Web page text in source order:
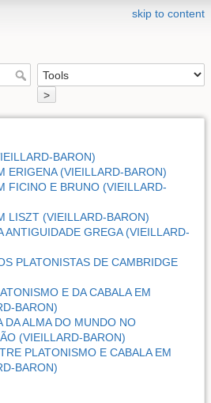
skip to content
>
BARON)
ERIGENA (VIEILLARD-BARON)
FICINO E BRUNO (VIEILLARD-
LISZT (VIEILLARD-BARON)
ANTIGUIDADE GREGA (VIEILLARD-
PLATONISTAS DE CAMBRIDGE
E DA CABALA EM
BARON)
DA ALMA DO MUNDO NO
(VIEILLARD-BARON)
PLATONISMO E CABALA EM
BARON)